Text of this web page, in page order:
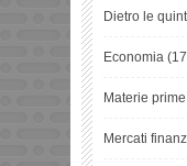
Dietro le
Economia
Materie prime
Mercati